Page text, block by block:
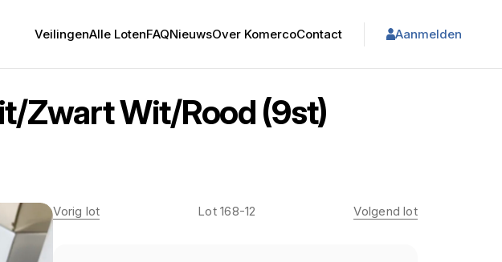
VeilingenAlle LotenFAQNieuwsOver KomercoContact Aanmelden
Zwart Wit/Rood (9st)
Vorig lot Lot 168-12 Volgend lot